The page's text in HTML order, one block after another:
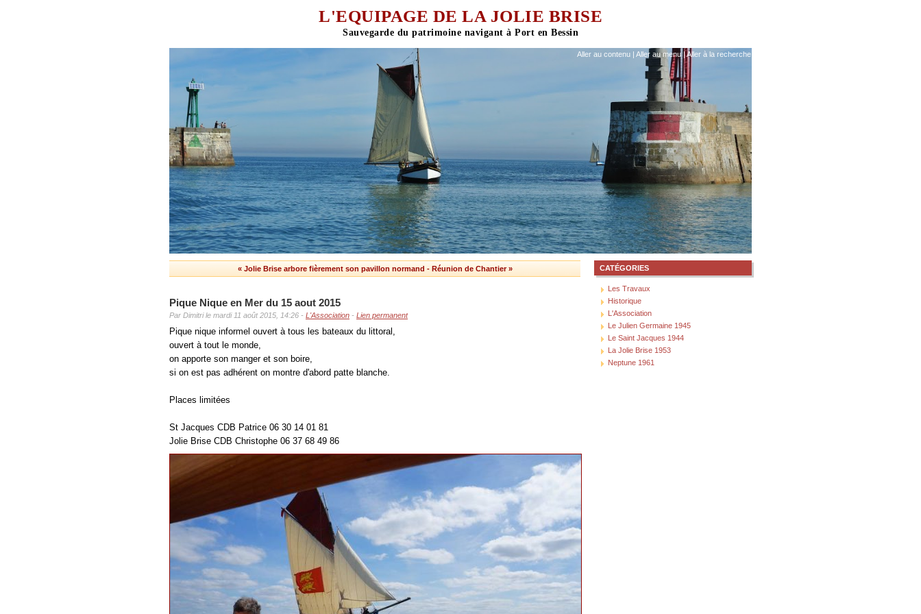
L'EQUIPAGE DE LA JOLIE BRISE
Aller au contenu | Aller au menu |Aller à la recherche
« Jolie Brise arbore fièrement son pavillon normand - Réunion de Chantier »
Pique Nique en Mer du 15 aout 2015
Par Dimitri le mardi 11 août 2015, 14:26 - L'Association - Lien permanent
Pique nique informel ouvert à tous les bateaux du littoral,
ouvert à tout le monde,
on apporte son manger et son boire,
si on est pas adhérent on montre d'abord patte blanche.
Places limitées
St Jacques CDB Patrice 06 30 14 01 81
Jolie Brise CDB Christophe 06 37 68 49 86
CATÉGORIES
Les Travaux
Historique
L'Association
Le Julien Germaine 1945
Le Saint Jacques 1944
La Jolie Brise 1953
Neptune 1961